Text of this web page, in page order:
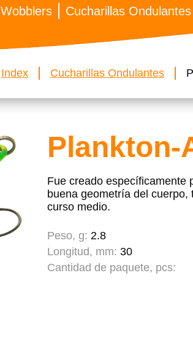
Wobblers Cucharillas Ondulantes
Index Cucharillas Ondulantes
Plankton-
Fue creado específicamente
buena geometría del
curso medio.
Peso, g: 2.8
Longitud, mm: 30
Cantidad de paquete, pcs: